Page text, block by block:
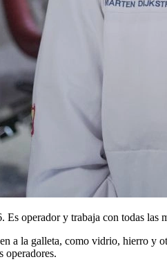
Es operador y trabaja con todas
a la galleta, como vidrio, hierro y
operadores.